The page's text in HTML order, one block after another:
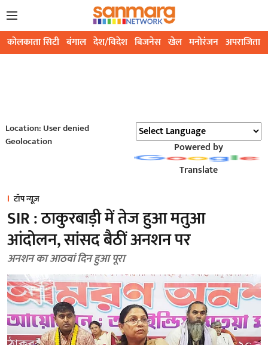
कोलकाता सिटी बंगाल देश/विदेश बिजनेस खेल मनोरंजन अपराजिता
Location: User denied
Geolocation
Powered by
Translate
टॉप न्यूज़
SIR : ठाकुरबाड़ी में तेज हुआ मतुआ
आंदोलन, सांसद बैठीं अनशन पर
अनशन का आठवां दिन हुआ पूरा